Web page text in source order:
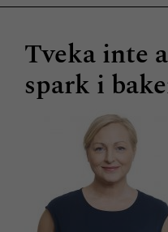
Tveka inte
spark i